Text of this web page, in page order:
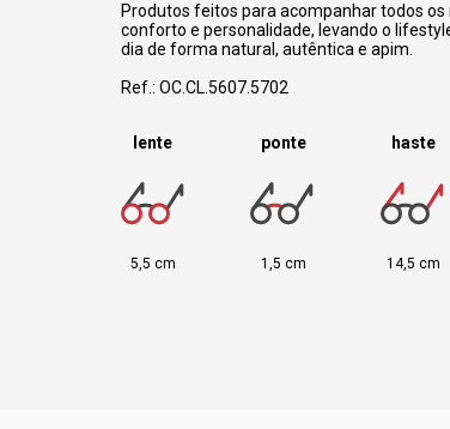
Produtos feitos para acompanhar todos
conforto e personalidade, levando o
dia de forma natural, autêntica e apim.
Ref.: OC.CL.5607.5702
lente
5,5 cm
ponte
1,5 cm
haste
14,5 cm